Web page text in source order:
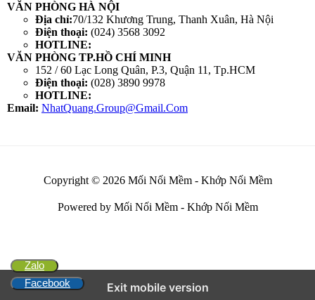
VĂN PHÒNG HÀ NỘI
Địa chỉ:70/132 Khương Trung, Thanh Xuân, Hà Nội
Điện thoại: (024) 3568 3092
HOTLINE:
VĂN PHÒNG TP.HỒ CHÍ MINH
152 / 60 Lạc Long Quân, P.3, Quận 11, Tp.HCM
Điện thoại: (028) 3890 9978
HOTLINE:
Email: NhatQuang.Group@Gmail.Com
Copyright © 2026 Mối Nối Mềm - Khớp Nối Mềm
Powered by Mối Nối Mềm - Khớp Nối Mềm
Zalo
Facebook
Exit mobile version